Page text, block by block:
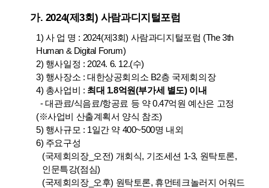
가. 2024(제3회) 사람과디지털포럼
1) 사 업 명 : 2024(제3회) 사람과디지털포럼 (The 3th
Human & Digital Forum)
2) 행사일정 : 2024. 6. 12.(수)
3) 행사장소 : 대한상공회의소 B2층 국제회의장
4) 총사업비 : 최대 1.8억원(부가세 별도) 이내
- 대관료/식음료/항공료 등 약 0.47억원 예산은 고정
(※사업비 산출계획서 양식 참조)
5) 행사규모 : 1일간 약 400~500명 내외
6) 주요구성
(국제회의장_오전) 개회식, 기조세션 1-3, 원탁토론,
인문특강(점심)
(국제회의장_오후) 원탁토론, 휴먼테크놀러지 어워드